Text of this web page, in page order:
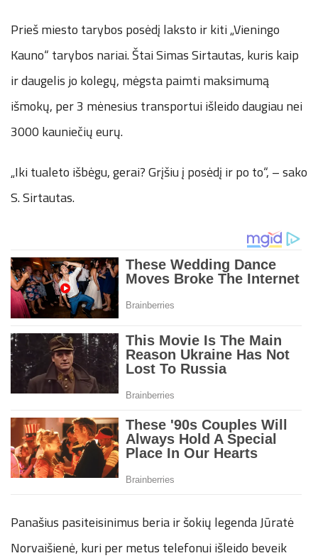
Prieš miesto tarybos posėdį laksto ir kiti „Vieningo
Kauno“ tarybos nariai. Štai Simas Sirtautas, kuris kaip
ir daugelis jo kolegų, mėgsta paimti maksimumą
išmokų, per 3 mėnesius transportui išleido daugiau nei
3000 kauniečių eurų.
„Iki tualeto išbėgu, gerai? Grįšiu į posėdį ir po to“, – sako
S. Sirtautas.
Panašius pasiteisinimus beria ir šokių legenda Jūratė
Norvaišienė, kuri per metus telefonui išleido beveik